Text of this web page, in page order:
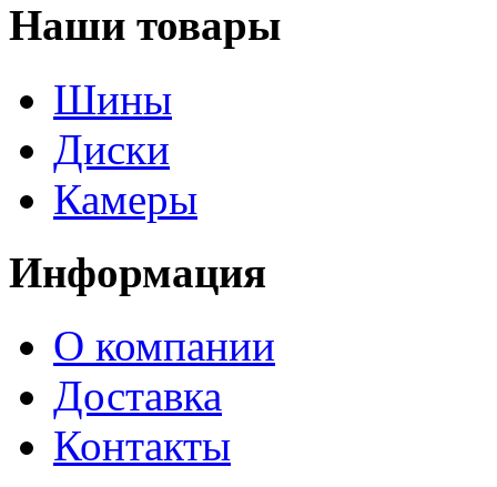
Наши товары
Шины
Диски
Камеры
Информация
О компании
Доставка
Контакты